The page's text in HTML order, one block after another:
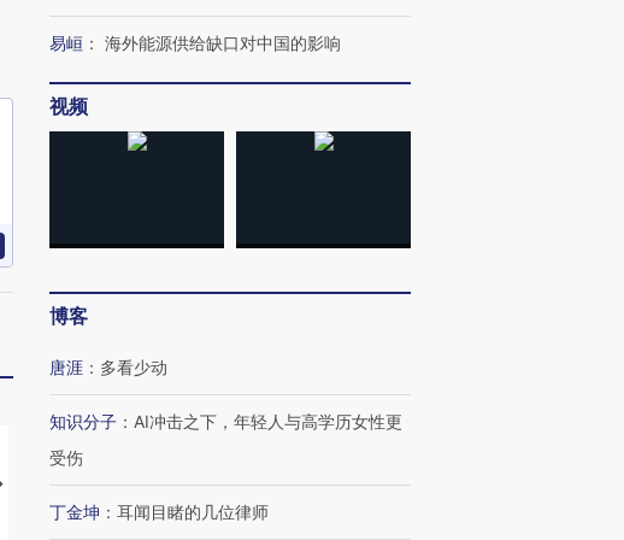
视线｜HYROX的吸金
术：是什么让中产们甘
马航飞行员跨国走私7万
粒摇头丸 尿检体内含3种
视线｜被称为“蟑螂”的印
易峘 ： 海外能源供给缺口对中国的影响
视频
博客
唐涯 ： 多看少动
知识分子 ： AI冲击之下，年轻人与高学历女性更
受伤
丁金坤 ： 耳闻目睹的几位律师